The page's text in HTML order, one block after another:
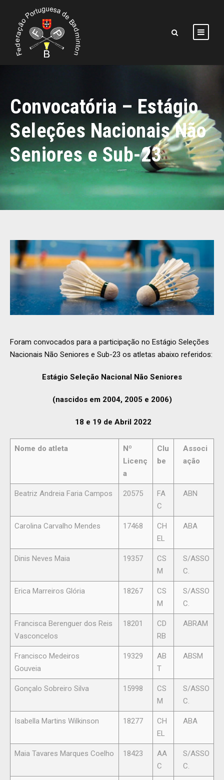
Convocatória – Estágio
Seleções Nacionais Não
Seniores e Sub-23
Foram convocados para a participação no Estágio Seleções
Nacionais Não Seniores e Sub-23 os atletas abaixo referidos:
Estágio Seleção Nacional Não Seniores
(nascidos em 2004, 2005 e 2006)
18 e 19 de Abril 2022
Nome do atleta
Nº
Licenç
a
Clu
be
Associ
ação
Beatriz Andreia Faria Campos 20575
FA
C
ABN
Carolina Carvalho Mendes 17468
CH
EL
ABA
Dinis Neves Maia 19357
CS
M
S/ASSO
C.
Erica Marreiros Glória 18267
CS
M
S/ASSO
C.
Francisca Berenguer dos Reis
Vasconcelos
18201
CD
RB
ABRAM
Francisco Medeiros
Gouveia
19329
AB
T
ABSM
Gonçalo Sobreiro Silva 15998
CS
M
S/ASSO
C.
Isabella Martins Wilkinson 18277
CH
EL
ABA
Maia Tavares Marques Coelho 18423
AA
C
S/ASSO
C.